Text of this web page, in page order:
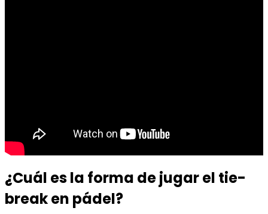
¿Cuál es la forma de jugar el tie-
break en pádel?